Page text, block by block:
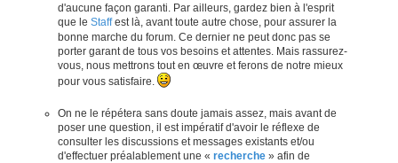
d'aucune façon garanti. Par ailleurs, gardez bien à l'esprit
que le Staffest là, avant toute autre chose, pour assurer la
bonne marche du forum. Ce dernier ne peut donc pas se
porter garant de tous vos besoins et attentes. Mais rassurez-
vous, nous mettrons tout en œuvre et ferons de notre mieux
pour vous satisfaire.
On ne le répétera sans doute jamais assez, mais avant de
poser une question, il est impératif d'avoir le réflexe de
consulter les discussions et messages existants et/ou
d'effectuer préalablement une « recherche » afin de